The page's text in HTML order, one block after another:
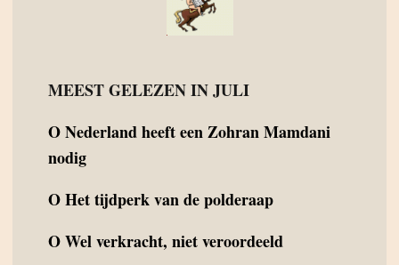
MEEST GELEZEN IN JULI
ONederland heeft een Zohran Mamdani
nodig
OHet tijdperk van de polderaap
OWel verkracht, niet veroordeeld